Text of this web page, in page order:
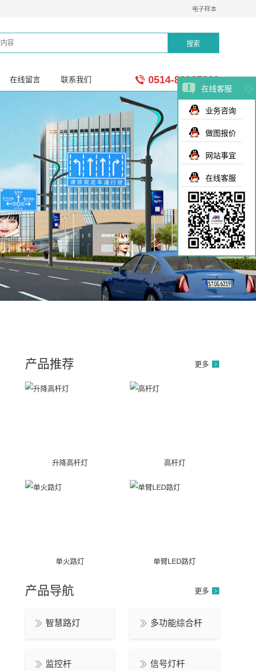
电子样本
在线留言 联系我们 0514-80937888
产品推荐 更多
升降高杆灯 高杆灯
单火路灯 单臂LED路灯
产品导航 更多
智慧路灯 多功能综合杆
监控杆 信号灯杆
在线客服
业务咨询
做图报价
网站事宜
在线客服